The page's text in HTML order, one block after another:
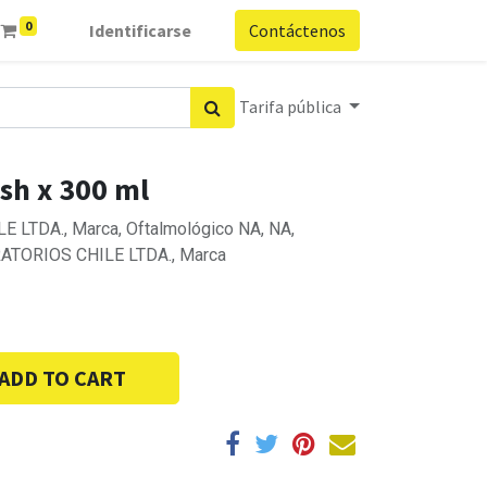
0 Identificarse Contáctenos
Tarifa pública
x 300 ml
LTDA., Marca, Oftalmológico NA, NA,
CHILE LTDA., Marca
TO CART